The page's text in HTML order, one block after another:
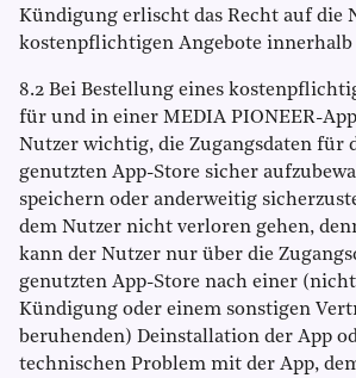
Kündigung erlischt das Recht auf die
kostenpflichtigen Angebote innerhalb
8.2 Bei Bestellung eines
für und in einer MEDIA PIONEER-
Nutzer wichtig, die Zugangsdaten für
genutzten App-Store sicher
speichern oder anderweitig
dem Nutzer nicht verloren gehen,
kann der Nutzer nur über die
genutzten App-Store nach einer
Kündigung oder einem sonstigen
beruhenden) Deinstallation der App
technischen Problem mit der App,